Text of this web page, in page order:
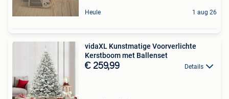
Heule 1 aug 26
vidaXL Kunstmatige Voorverlichte
Kerstboom met Ballenset
€ 259,99 Details